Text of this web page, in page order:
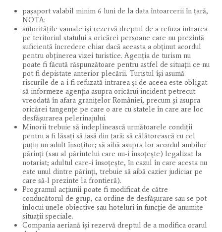
paşaport valabil minim 6 luni de la data întoarcerii în ţară,
NOTA:
autorităţile vamale îşi rezervă dreptul de a refuza intrarea
pe teritoriul statului a oricărei persoane care nu prezintă
suficientă încredere chiar dacă aceasta a obţinut acordul
pentru obţinerea vizei turistice. Agenţia de turism nu
poate fi făcută răspunzătoare pentru astfel de situaţii ce nu
pot fi depistate anterior plecării. Turistul îşi asumă
riscurile de a-i fi refuzată intrarea şi de aceea este obligat
să informeze agenţia asupra oricărui incident petrecut
vreodată în afara graniţelor României, precum şi asupra
oricărei tangenţe pe care o are cu statele în care are loc
desfăşurarea pelerinajului.
Minorii trebuie să îndeplinească următoarele condiţii
pentru a fi lăsaţi să iasă din ţară: să călătorească cu cel
puţin un adult însoţitor; să aibă asupra lor acordul ambilor
părinţi (sau al părintelui care nu-i însoţeşte) legalizat la
notariat; adultul care-i însoţeşte, în cazul în care acesta nu
este unul dintre părinţi, trebuie să aibă cazier judiciar pe
care să-l prezinte la frontieră).
Programul acţiunii poate fi modificat de către
conducătorul de grup, ca ordine de desfăşurare sau se pot
înlocui unele obiective sau hoteluri în funcţie de anumite
situaţii speciale.
Compania aeriană îşi rezervă dreptul de a modifica orarul